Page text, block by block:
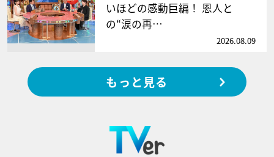
いほどの感動巨編！ 恩人と
の“涙の再…
2026.08.09
もっと見る